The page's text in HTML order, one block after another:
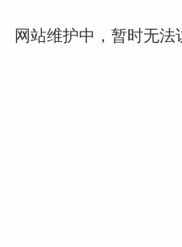
网站维护中，暂时无